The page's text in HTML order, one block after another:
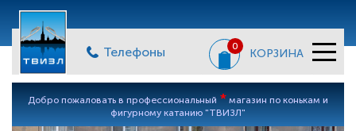
Телефоны 0
КОРЗИНА
Добро пожаловать в профессиональный * магазин по конькам и
фигурному катанию "ТВИЗЛ"